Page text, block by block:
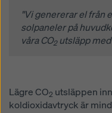
"Vi genererar el från
solpaneler på
våra CO2utsläpp med
Lägre CO2 utsläppen
koldioxidavtryck är